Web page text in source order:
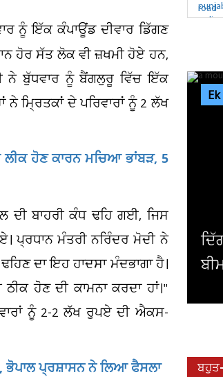
ਨੂੰ ਇੱਕ ਕੰਪਾਊਂਡ ਦੀਵਾਰ ਡਿੱਗਣ
ਹੋਰ ਸੱਤ ਲੋਕ ਵੀ ਜ਼ਖਮੀ ਹੋਏ ਹਨ,
ਨੇ ਬੁੱਧਵਾਰ ਨੂੰ ਬੈਂਗਲੁਰੂ ਵਿੱਚ ਇੱਕ
ਮ੍ਰਿਤਕਾਂ ਦੇ ਪਰਿਵਾਰਾਂ ਨੂੰ 2 ਲੱਖ
ਹੋਣ ਕਾਰਨ ਮਚਿਆ ਭਾਂਬੜ, 5
ਦੀ ਬਾਹਰੀ ਕੰਧ ਢਹਿ ਗਈ, ਜਿਸ
ਪ੍ਰਧਾਨ ਮੰਤਰੀ ਨਰਿੰਦਰ ਮੋਦੀ ਨੇ
ਦਾ ਇਹ ਹਾਦਸਾ ਮੰਦਭਾਗਾ ਹੈ।
ਹੋਣ ਦੀ ਕਾਮਨਾ ਕਰਦਾ ਹਾਂ।"
ਨੂੰ 2-2 ਲੱਖ ਰੁਪਏ ਦੀ ਐਕਸ-
ਪ੍ਰਸ਼ਾਸਨ ਨੇ ਲਿਆ ਫੈਸਲਾ
'ਤੇ ਟੁੱਟਿਆ ਦੁੱਖਾਂ ਦਾ ਪਹਾੜ ! ਲੰਬੀ
ਪਿਤਾ...